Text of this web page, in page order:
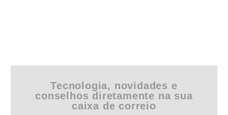
Tecnologia, novidades e
conselhos diretamente na sua
caixa de correio